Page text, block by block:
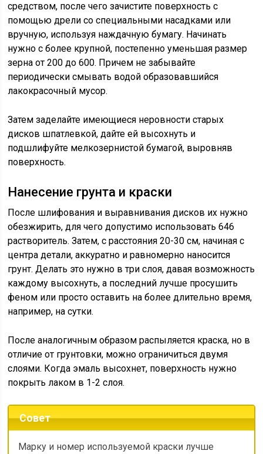
средством, после чего зачистите поверхность с
помощью дрели со специальными насадками или
вручную, используя наждачную бумагу. Начинать
нужно с более крупной, постепенно уменьшая размер
зерна от 200 до 600. Причем не забывайте
периодически смывать водой образовавшийся
лакокрасочный мусор.
Затем заделайте имеющиеся неровности старых
дисков шпатлевкой, дайте ей высохнуть и
подшлифуйте мелкозернистой бумагой, выровняв
поверхность.
Нанесение грунта и краски
После шлифования и выравнивания дисков их нужно
обезжирить, для чего допустимо использовать 646
растворитель. Затем, с расстояния 20-30 см, начиная с
центра детали, аккуратно и равномерно наносится
грунт. Делать это нужно в три слоя, давая возможность
каждому высохнуть, а последний лучше просушить
феном или просто оставить на более длительно время,
например, на сутки.
После аналогичным образом распыляется краска, но в
отличие от грунтовки, можно ограничиться двумя
слоями. Когда эмаль высохнет, поверхность нужно
покрыть лаком в 1-2 слоя.
Совет
Марку и номер используемой краски лучше